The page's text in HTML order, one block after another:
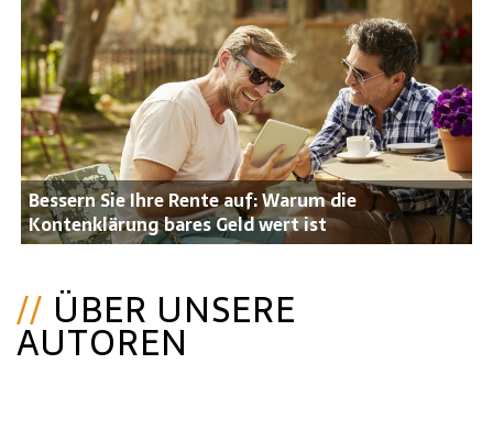
Bessern Sie Ihre Rente auf: Warum die
Kontenklärung bares Geld wert ist
ÜBER UNSERE
AUTOREN